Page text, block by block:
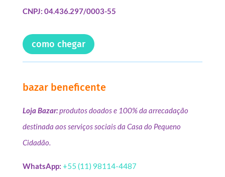
CNPJ: 04.436.297/0003-55
como chegar
bazar beneficente
Loja Bazar:produtos doados e 100% da arrecadação
destinada aos serviços sociais da Casa do Pequeno
Cidadão.
WhatsApp: +55 (11) 98114-4487